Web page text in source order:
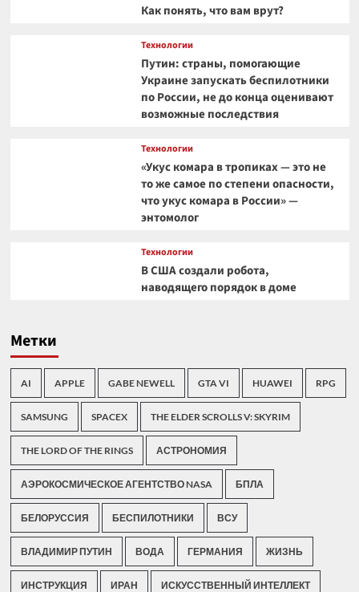
Как понять, что вам врут?
Технологии
Путин: страны, помогающие
Украине запускать беспилотники
по России, не до конца оценивают
возможные последствия
Технологии
«Укус комара в тропиках — это не
то же самое по степени опасности,
что укус комара в России» —
энтомолог
Технологии
В США создали робота,
наводящего порядок в доме
Метки
AI APPLE GABE NEWELL GTA VI HUAWEI RPG
SAMSUNG SPACEX THE ELDER SCROLLS V: SKYRIM
THE LORD OF THE RINGS АСТРОНОМИЯ
АЭРОКОСМИЧЕСКОЕ АГЕНТСТВО NASA БПЛА
БЕЛОРУССИЯ БЕСПИЛОТНИКИ ВСУ
ВЛАДИМИР ПУТИН ВОДА ГЕРМАНИЯ ЖИЗНЬ
ИНСТРУКЦИЯ ИРАН ИСКУССТВЕННЫЙ ИНТЕЛЛЕКТ